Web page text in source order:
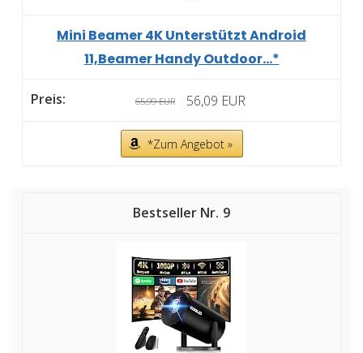
Mini Beamer 4K Unterstützt Android
11,Beamer Handy Outdoor...*
65,99 EUR 56,09 EUR
*Zum Angebot »
9